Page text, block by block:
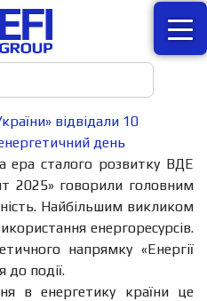
відвідали 10
день
ера сталого розвитку ВДЕ
2025» говорили головним
Найбільшим викликом
енергоресурсів.
напрямку «Енергії
до події.
в енергетику країни це